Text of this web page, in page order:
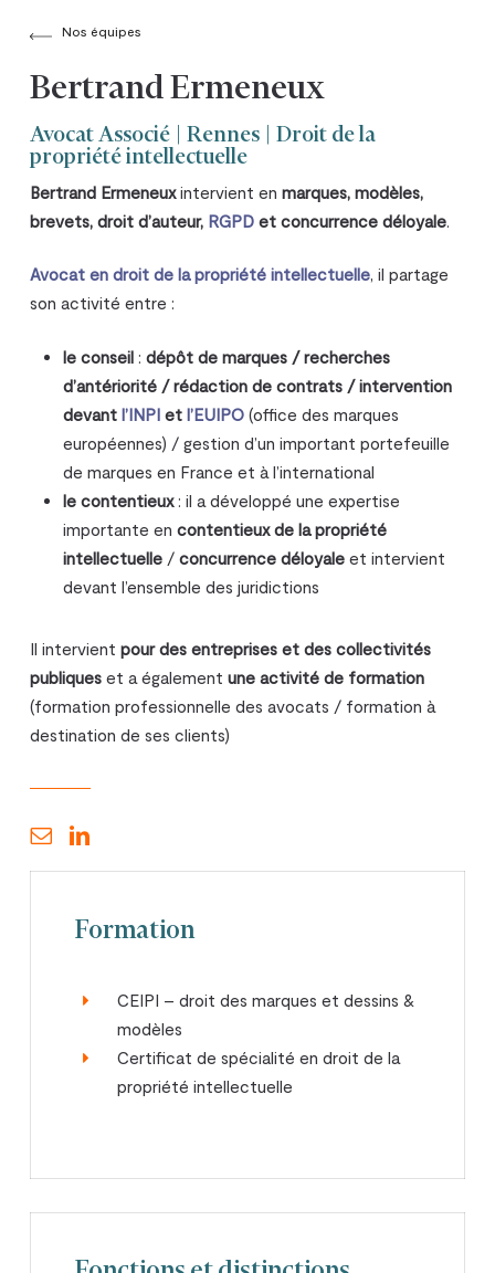
Nos équipes
Bertrand Ermeneux
Avocat Associé | Rennes | Droit de la
propriété intellectuelle
Bertrand Ermeneuxintervient en marques, modèles,
brevets, droit d’auteur, RGPDet concurrence déloyale.
Avocat en droit de la propriété intellectuelle, il partage
son activité entre :
le conseil: dépôt de marques / recherches
d’antériorité / rédaction de contrats / intervention
devant l’INPIet l’EUIPO(office des marques
européennes) / gestion d’un important portefeuille
de marques en France et à l’international
le contentieux: il a développé une expertise
importante en contentieux de la propriété
intellectuelle/ concurrence déloyaleet intervient
devant l’ensemble des juridictions
Il intervient pour des entreprises et des collectivités
publiqueset a également une activité de formation
(formation professionnelle des avocats / formation à
destination de ses clients)
Formation
CEIPI – droit des marques et dessins &
modèles
Certificat de spécialité en droit de la
propriété intellectuelle